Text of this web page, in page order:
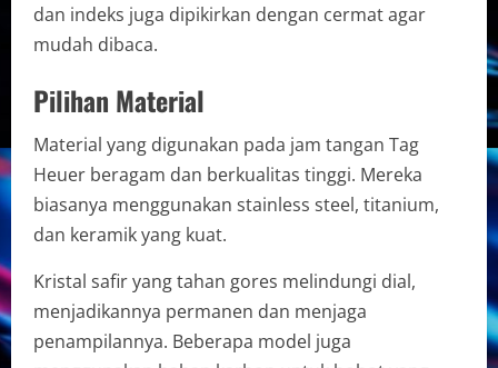
dan indeks juga dipikirkan dengan cermat agar
mudah dibaca.
Pilihan Material
Material yang digunakan pada jam tangan Tag
Heuer beragam dan berkualitas tinggi. Mereka
biasanya menggunakan stainless steel, titanium,
dan keramik yang kuat.
Kristal safir yang tahan gores melindungi dial,
menjadikannya permanen dan menjaga
penampilannya. Beberapa model juga